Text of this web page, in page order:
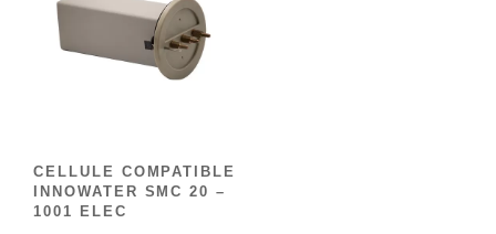
CELLULE COMPATIBLE
INNOWATER SMC 20 –
1001 ELEC